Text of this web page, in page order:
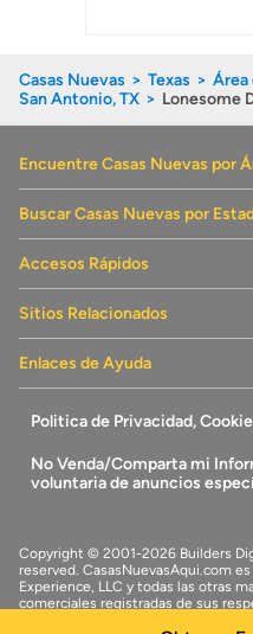
Casas Nuevas Texas
Área
San Antonio, TX
Lonesome
Encuentre Casas Nuevas por
Buscar Casas Nuevas por
Accesos Rápidos
Sitios Relacionados
Enlaces de Ayuda
Politica de Privacidad,
No Venda/Comparta mi
voluntaria de anuncios
Copyright © 2001-2026 Builders
reserved. CasasNuevasAqui.com es
Experience, LLC y todas las otras
comerciales registradas de sus